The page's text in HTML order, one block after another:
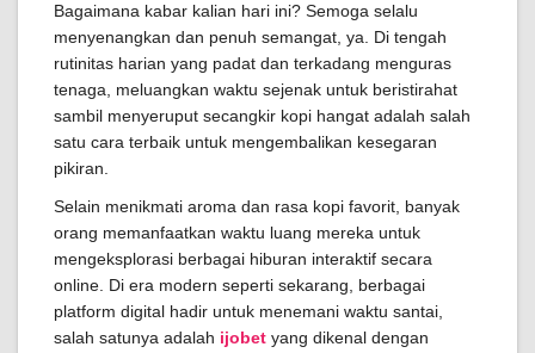
Bagaimana kabar kalian hari ini? Semoga selalu
menyenangkan dan penuh semangat, ya. Di tengah
rutinitas harian yang padat dan terkadang menguras
tenaga, meluangkan waktu sejenak untuk beristirahat
sambil menyeruput secangkir kopi hangat adalah salah
satu cara terbaik untuk mengembalikan kesegaran
pikiran.
Selain menikmati aroma dan rasa kopi favorit, banyak
orang memanfaatkan waktu luang mereka untuk
mengeksplorasi berbagai hiburan interaktif secara
online. Di era modern seperti sekarang, berbagai
platform digital hadir untuk menemani waktu santai,
salah satunya adalah ijobet yang dikenal dengan